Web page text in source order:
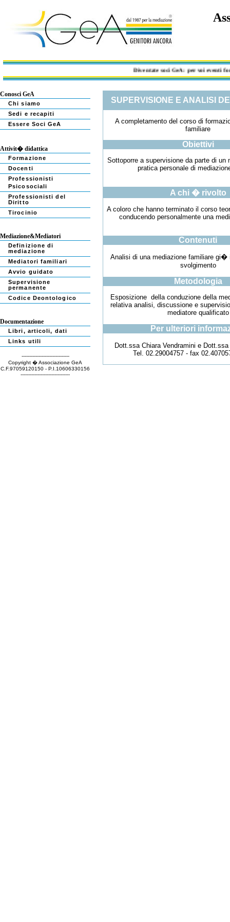
Diventate soci GeA: per voi eventi
Conosci GeA
Chi siamo
Sedi e recapiti
Essere Soci GeA
Attivit� didattica
Formazione
Docenti
Professionisti
Psicosociali
Professionisti del
Diritto
Tirocinio
Mediazione&Mediatori
Definizione di
mediazione
Mediatori familiari
Avvio guidato
Supervisione
permanente
Codice Deontologico
Documentazione
Libri, articoli, dati
Links utili
-------------------------------
Copyright � Associazione GeA
C.F.97059120150 - P.I.10606330156
--------------------------------
SUPERVISIONE E ANALISI
A completamento del corso di
familiare
Obiettivi
Sottoporre a supervisione da parte di un
pratica personale di
A chi � rivolto
A coloro che hanno terminato il corso
conducendo personalmente una
Contenuti
Analisi di una mediazione familiare gi�
svolgimento
Metodologia
Esposizione della conduzione della
relativa analisi, discussione e
mediatore qualificato
Per ulteriori
Dott.ssa Chiara Vendramini e
Tel. 02.29004757 - fax